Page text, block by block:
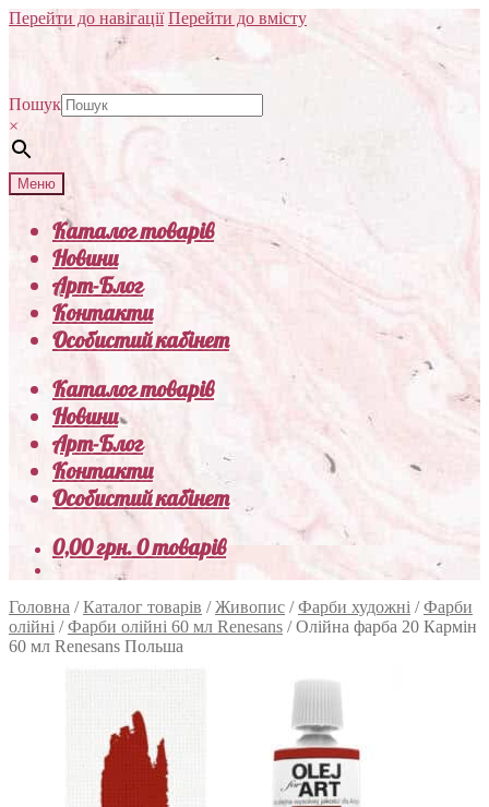
Перейти до навігації Перейти до вмісту
Пошук
×
Меню
Каталог товарів
Новини
Арт-Блог
Контакти
Особистий кабінет
Каталог товарів
Новини
Арт-Блог
Контакти
Особистий кабінет
0,00грн.0 товарів
Головна /Каталог товарів /Живопис /Фарби художні /Фарби
олійні /Фарби олійні 60 мл Renesans /Олійна фарба 20 Кармін
60 мл Renesans Польша